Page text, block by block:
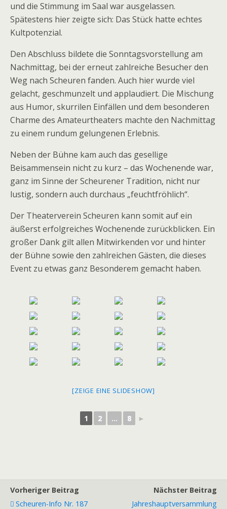
und die Stimmung im Saal war ausgelassen.
Spätestens hier zeigte sich: Das Stück hatte echtes
Kultpotenzial.
Den Abschluss bildete die Sonntagsvorstellung am
Nachmittag, bei der erneut zahlreiche Besucher den
Weg nach Scheuren fanden. Auch hier wurde viel
gelacht, geschmunzelt und applaudiert. Die Mischung
aus Humor, skurrilen Einfällen und dem besonderen
Charme des Amateurtheaters machte den Nachmittag
zu einem rundum gelungenen Erlebnis.
Neben der Bühne kam auch das gesellige
Beisammensein nicht zu kurz – das Wochenende war,
ganz im Sinne der Scheurener Tradition, nicht nur
lustig, sondern auch durchaus „feuchtfröhlich“.
Der Theaterverein Scheuren kann somit auf ein
äußerst erfolgreiches Wochenende zurückblicken. Ein
großer Dank gilt allen Mitwirkenden vor und hinter
der Bühne sowie den zahlreichen Gästen, die dieses
Event zu etwas ganz Besonderem gemacht haben.
[ZEIGE EINE SLIDESHOW]
1 2 ... 8 ►
Vorheriger Beitrag
Scheuren-Info Nr. 187
Nächster Beitrag
Jahreshauptversammlung